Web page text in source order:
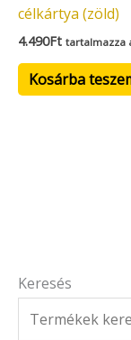
Keresés
célkártya (zöld)
4.490Ft tartalmazza
Kosárba